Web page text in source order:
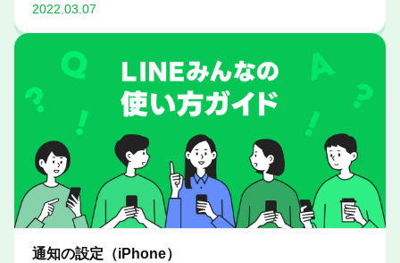
2022.03.07
通知の設定（iPhone）